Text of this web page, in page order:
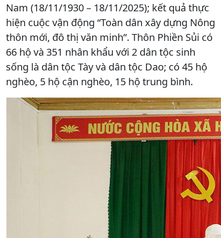
Nam (18/11/1930 – 18/11/2025); kết quả thực
hiện cuộc vận động “Toàn dân xây dựng Nông
thôn mới, đô thị văn minh”. Thôn Phiền Sủi có
66 hộ và 351 nhân khẩu với 2 dân tộc sinh
sống là dân tộc Tày và dân tộc Dao; có 45 hộ
nghèo, 5 hộ cận nghèo, 15 hộ trung bình.